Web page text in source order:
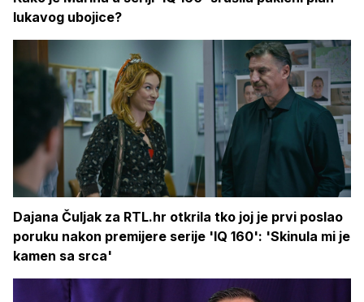
lukavog ubojice?
Dajana Čuljak za RTL.hr otkrila tko joj je prvi poslao
poruku nakon premijere serije 'IQ 160': 'Skinula mi je
kamen sa srca'